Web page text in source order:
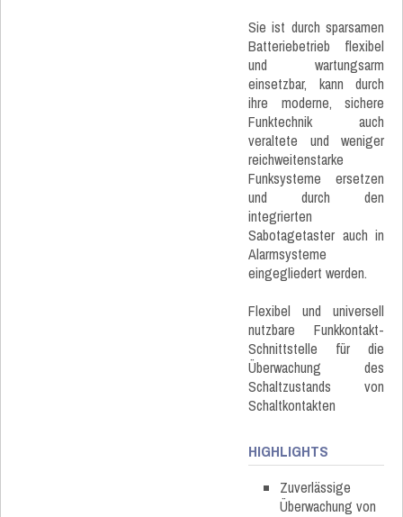
Sie ist durch sparsamen
Batteriebetrieb flexibel
und wartungsarm
einsetzbar, kann durch
ihre moderne, sichere
Funktechnik auch
veraltete und weniger
reichweitenstarke
Funksysteme ersetzen
und durch den
integrierten
Sabotagetaster auch in
Alarmsysteme
eingegliedert werden.
Flexibel und universell
nutzbare Funkkontakt-
Schnittstelle für die
Überwachung des
Schaltzustands von
Schaltkontakten
HIGHLIGHTS
Zuverlässige
Überwachung von